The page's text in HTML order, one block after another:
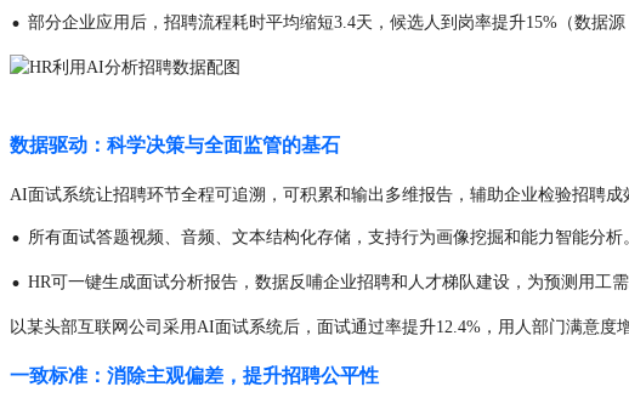
· 部分企业应用后，招聘流程耗时平均缩短3.4天，候选人到岗率提升15%（数据源
数据驱动：科学决策与全面监管的基石
AI面试系统让招聘环节全程可追溯，可积累和输出多维报告，辅助企业检验招聘成
· 所有面试答题视频、音频、文本结构化存储，支持行为画像挖掘和能力智能分析
· HR可一键生成面试分析报告，数据反哺企业招聘和人才梯队建设，为预测用工需
以某头部互联网公司采用AI面试系统后，面试通过率提升12.4%，用人部门满意度
一致标准：消除主观偏差，提升招聘公平性